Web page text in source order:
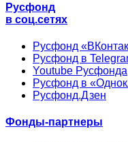
Русфонд
в соц.сетях
Русфонд
Русфонд в
Youtube Русфонда
Русфонд в
Русфонд.Дзен
Фонды-партнеры